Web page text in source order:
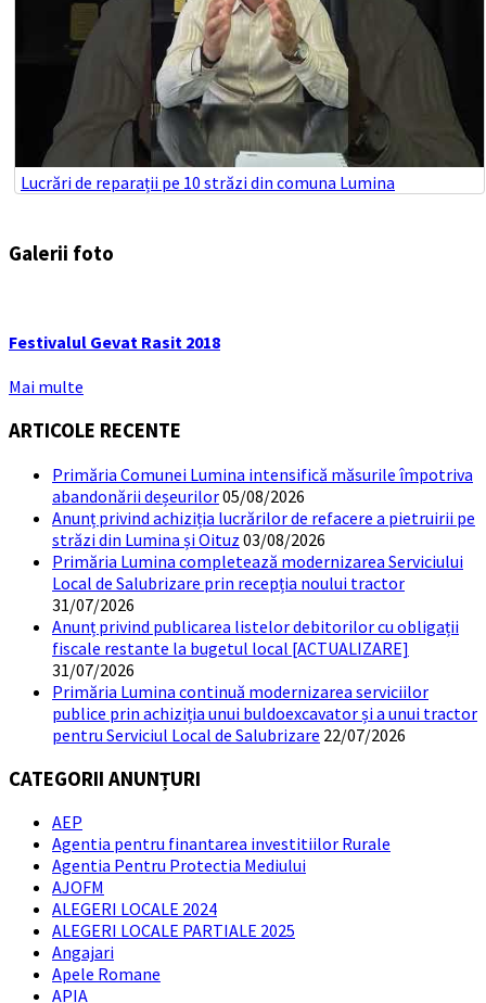
Lucrări de reparații pe 10 străzi din comuna Lumina
Galerii foto
Festivalul Gevat Rasit 2018
Mai multe
ARTICOLE RECENTE
Primăria Comunei Lumina intensifică măsurile împotriva
abandonării deșeurilor05/08/2026
Anunț privind achiziția lucrărilor de refacere a pietruirii pe
străzi din Lumina și Oituz 03/08/2026
Primăria Lumina completează modernizarea Serviciului
Local de Salubrizare prin recepția noului tractor
31/07/2026
Anunț privind publicarea listelor debitorilor cu obligații
fiscale restante la bugetul local [ACTUALIZARE]
31/07/2026
Primăria Lumina continuă modernizarea serviciilor
publice prin achiziția unui buldoexcavator și a unui tractor
pentru Serviciul Local de Salubrizare 22/07/2026
CATEGORII ANUNȚURI
AEP
Agentia pentru finantarea investitiilor Rurale
Agentia Pentru Protectia Mediului
AJOFM
ALEGERI LOCALE 2024
ALEGERI LOCALE PARTIALE 2025
Angajari
Apele Romane
APIA